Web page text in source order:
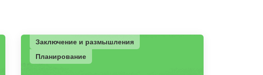
Заключение и размышления
Планирование